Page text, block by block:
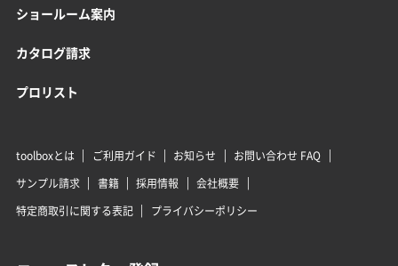
ショールーム案内
カタログ請求
プロリスト
toolboxとは ご利用ガイド お知らせ
お問い合わせ FAQ
サンプル請求
書籍 採用情報
会社概要
特定商取引に関する表記
プライバシーポリシー